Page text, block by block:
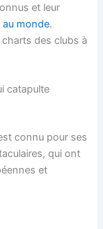
et leur
au monde.
charts des clubs à
catapulte
connu pour ses
qui ont
et